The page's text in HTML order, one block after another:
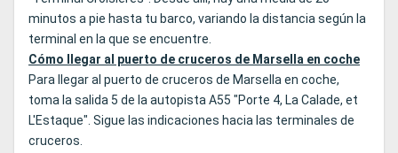
minutos a pie hasta tu barco, variando la distancia según la
terminal en la que se encuentre.
Cómo llegar al puerto de cruceros de Marsella en coche
Para llegar al puerto de cruceros de Marsella en coche,
toma la salida 5 de la autopista A55 "Porte 4, La Calade, et
L'Estaque". Sigue las indicaciones hacia las terminales de
cruceros.